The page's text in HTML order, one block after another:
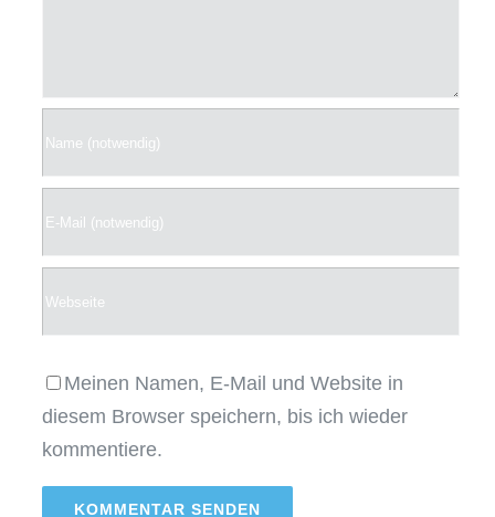
Meinen Namen, E-Mail und Website in
diesem Browser speichern, bis ich wieder
kommentiere.